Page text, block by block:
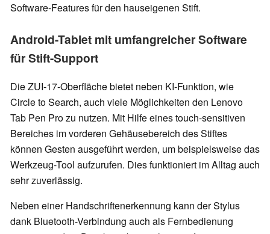
Software-Features für den hauseigenen Stift.
Android-Tablet mit umfangreicher Software
für Stift-Support
Die ZUI-17-Oberfläche bietet neben KI-Funktion, wie
Circle to Search, auch viele Möglichkeiten den Lenovo
Tab Pen Pro zu nutzen. Mit Hilfe eines touch-sensitiven
Bereiches im vorderen Gehäusebereich des Stiftes
können Gesten ausgeführt werden, um beispielsweise das
Werkzeug-Tool aufzurufen. Dies funktioniert im Alltag auch
sehr zuverlässig.
Neben einer Handschriftenerkennung kann der Stylus
dank Bluetooth-Verbindung auch als Fernbedienung